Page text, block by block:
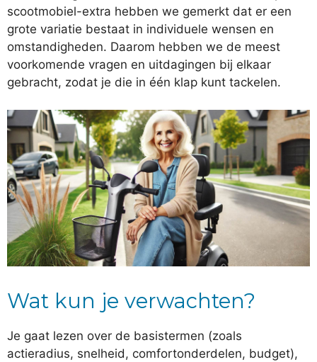
scootmobiel-extra hebben we gemerkt dat er een
grote variatie bestaat in individuele wensen en
omstandigheden. Daarom hebben we de meest
voorkomende vragen en uitdagingen bij elkaar
gebracht, zodat je die in één klap kunt tackelen.
Wat kun je verwachten?
Je gaat lezen over de basistermen (zoals
actieradius, snelheid, comfortonderdelen, budget),